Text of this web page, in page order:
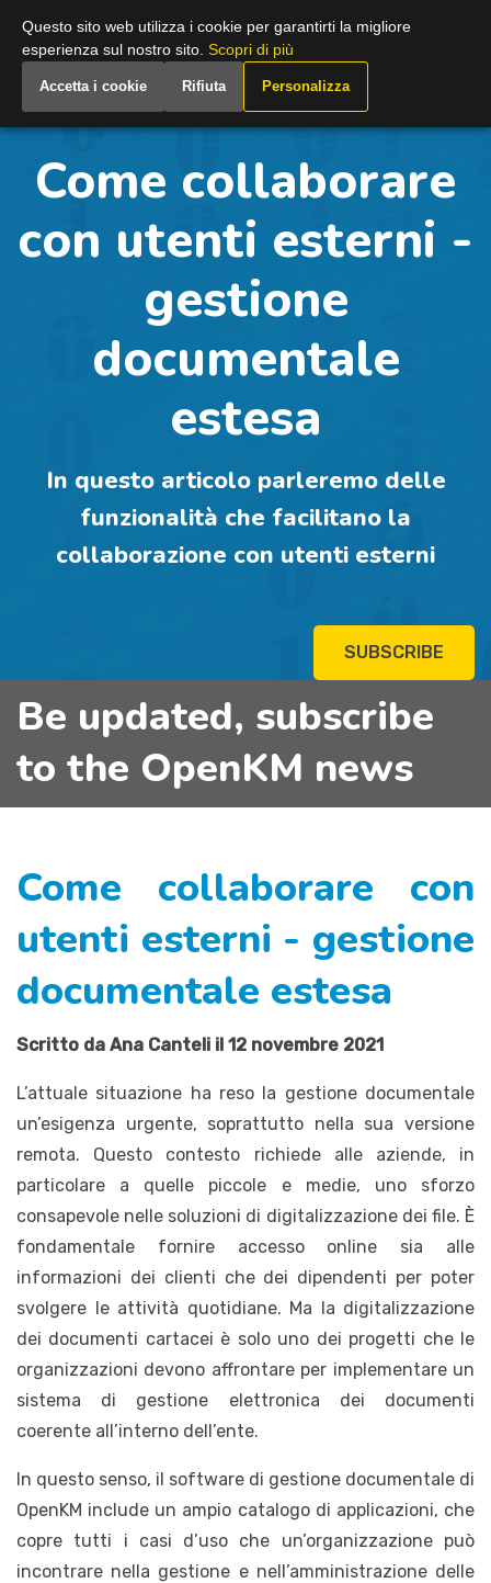
Italy
Come collaborare
con utenti esterni -
gestione
documentale
estesa
In questo articolo parleremo delle
funzionalità che facilitano la
collaborazione con utenti esterni
SUBSCRIBE
Be updated, subscribe
to the OpenKM news
Come collaborare con
utenti esterni - gestione
documentale estesa
Scritto da Ana Canteli il 12 novembre 2021
L’attuale situazione ha reso la gestione documentale
un’esigenza urgente, soprattutto nella sua versione
remota. Questo contesto richiede alle aziende, in
particolare a quelle piccole e medie, uno sforzo
consapevole nelle soluzioni di digitalizzazione dei file. È
fondamentale fornire accesso online sia alle
informazioni dei clienti che dei dipendenti per poter
svolgere le attività quotidiane. Ma la digitalizzazione
dei documenti cartacei è solo uno dei progetti che le
organizzazioni devono affrontare per implementare un
sistema di gestione elettronica dei documenti
coerente all’interno dell’ente.
In questo senso, il software di gestione documentale di
OpenKM include un ampio catalogo di applicazioni, che
copre tutti i casi d’uso che un’organizzazione può
incontrare nella gestione e nell’amministrazione delle
Questo sito web utilizza i cookie per garantirti la migliore
esperienza sul nostro sito. Scopri di più
Accetta i cookie Rifiuta Personalizza